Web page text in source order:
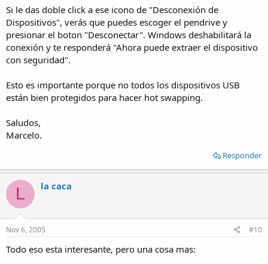
Si le das doble click a ese icono de "Desconexión de
Dispositivos", verás que puedes escoger el pendrive y
presionar el boton "Desconectar". Windows deshabilitará la
conexión y te responderá "Ahora puede extraer el dispositivo
con seguridad".
Esto es importante porque no todos los dispositivos USB
están bien protegidos para hacer hot swapping.
Saludos,
Marcelo.
Responder
L la caca
Nov 6, 2005 #10
Todo eso esta interesante, pero una cosa mas: